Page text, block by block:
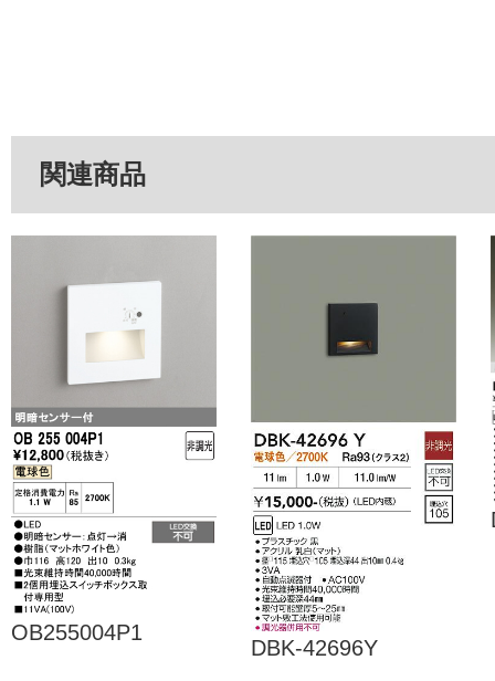
関連商品
OB255004P1
DBK-42696Y